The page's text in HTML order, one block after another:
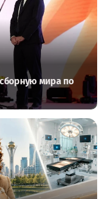
мира по